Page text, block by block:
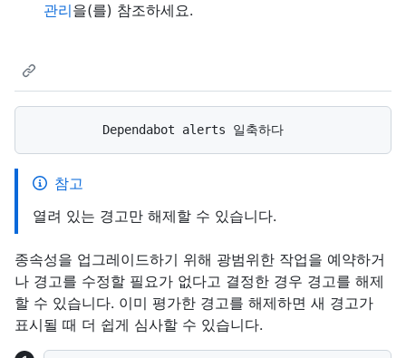
관리을(를) 참조하세요.
참고
열려 있는 경고만 해제할 수 있습니다.
종속성을 업그레이드하기 위해 광범위한 작업을 예약하거
나 경고를 수정할 필요가 없다고 결정한 경우 경고를 해제
할 수 있습니다. 이미 평가한 경고를 해제하면 새 경고가
표시될 때 더 쉽게 심사할 수 있습니다.